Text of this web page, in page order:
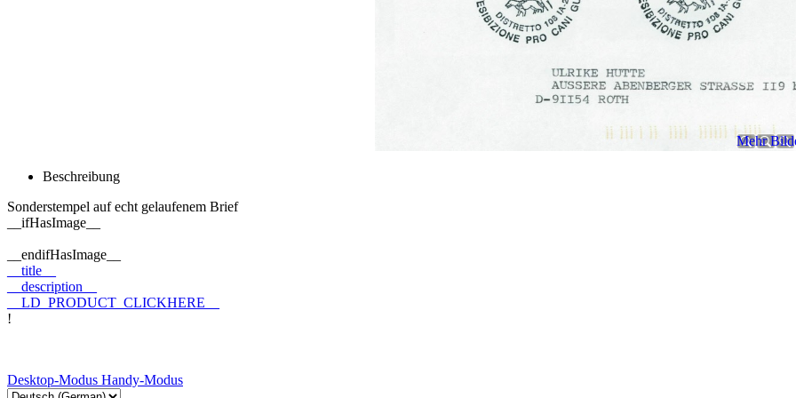
Mehr
Beschreibung
Sonderstempel auf echt gelaufenem Brief
__ifHasImage__
__endifHasImage__
__title__
__description__
__LD_PRODUCT_CLICKHERE__
!
Desktop-Modus Handy-Modus